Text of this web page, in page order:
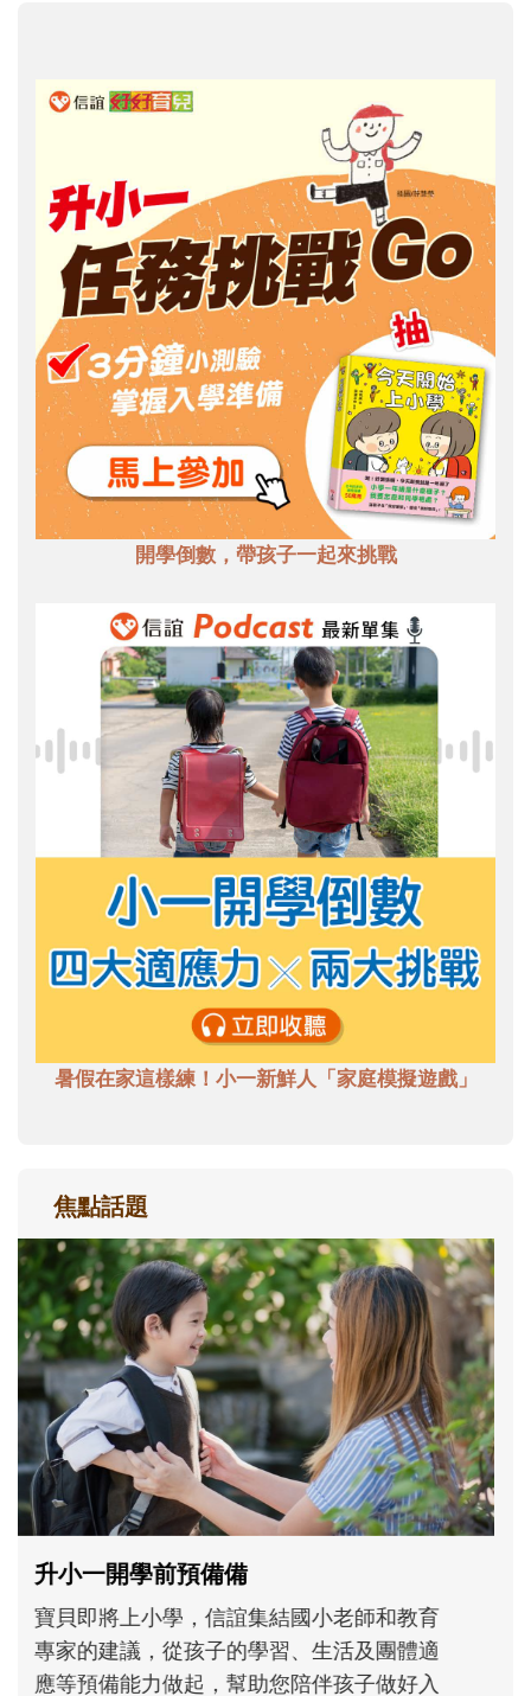
開學倒數，帶孩子一起來挑戰
暑假在家這樣練！小一新鮮人「家庭模擬遊戲」
焦點話題
和孩子一起長大的那個男人│讀懂父親的
不同模樣
沒有人天生就擅長當爸爸！男人總是在一次
次「前所未有」的體驗中，跟著孩子一起長
大。從給予安全感的肢體遊戲，到獨立自
主、角色認同及解決問題的能力養成。爸爸
正嘗試用不同的模樣，參與孩子每個重要的